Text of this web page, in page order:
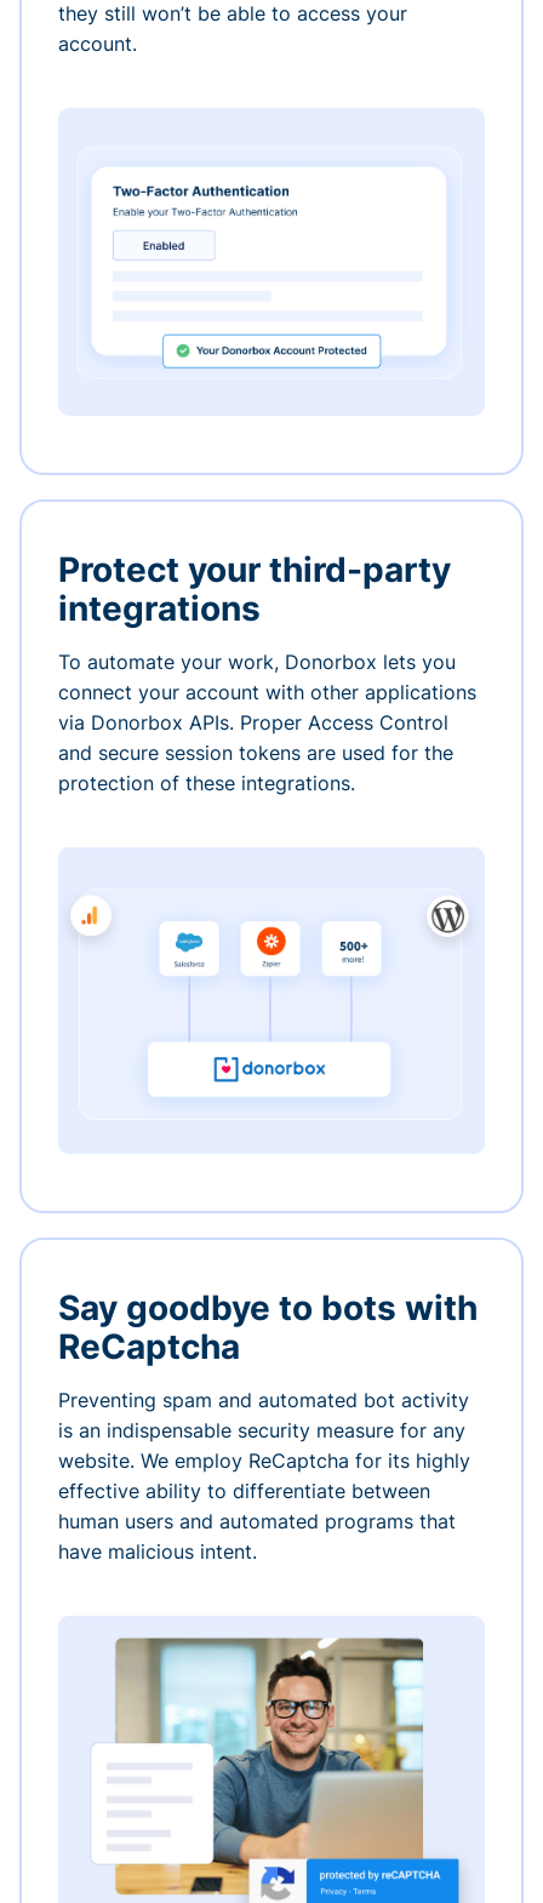
they still won’t be able to access your
account.
Protect your third-party
integrations
To automate your work, Donorbox lets you
connect your account with other applications
via Donorbox APIs. Proper Access Control
and secure session tokens are used for the
protection of these integrations.
Say goodbye to bots with
ReCaptcha
Preventing spam and automated bot activity
is an indispensable security measure for any
website. We employ ReCaptcha for its highly
effective ability to differentiate between
human users and automated programs that
have malicious intent.